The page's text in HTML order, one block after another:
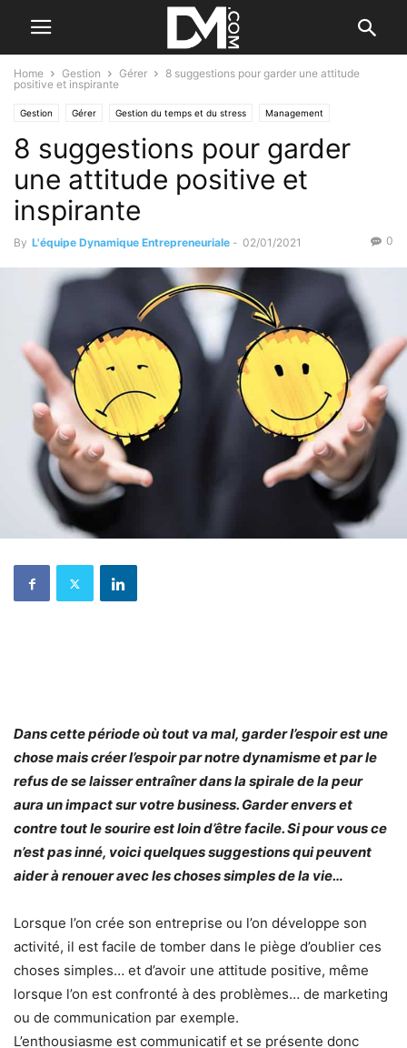
Home Gestion Gérer
8 suggestions pour garder une attitude
positive et inspirante
Gestion Gérer Gestion du temps et du stress Management
8 suggestions pour garder
une attitude positive et
inspirante
By L'équipe Dynamique Entrepreneuriale - 02/01/2021 0
Dans cette période où tout va mal, garder l’espoir est une
chose mais créer l’espoir par notre dynamisme et par le
refus de se laisser entraîner dans la spirale de la peur
aura un impact sur votre business. Garder envers et
contre tout le sourire est loin d’être facile. Si pour vous ce
n’est pas inné, voici quelques suggestions qui peuvent
aider à renouer avec les choses simples de la vie…
Lorsque l’on crée son entreprise ou l’on développe son
activité, il est facile de tomber dans le piège d’oublier ces
choses simples… et d’avoir une attitude positive, même
lorsque l’on est confronté à des problèmes… de marketing
ou de communication par exemple.
L’enthousiasme est communicatif et se présente donc